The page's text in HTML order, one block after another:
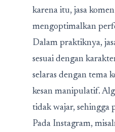
karena itu, jasa
mengoptimalkan
Dalam praktiknya,
sesuai dengan
selaras dengan tema
kesan manipulatif.
tidak wajar, sehingga
Pada Instagram,